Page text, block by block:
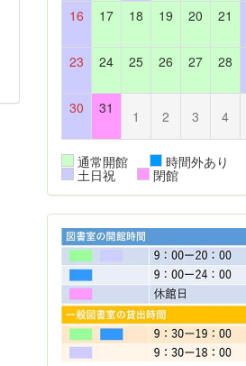
16 17 18 19 20 21
23 24 25 26 27 28
30 31 1 2 3 4
通常開館 時間外あり
土日祝 閉館